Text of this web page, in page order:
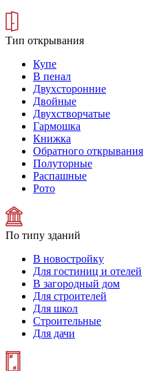
Тип открывания
Купе
В пенал
Двухсторонние
Двойные
Двухстворчатые
Гармошка
Книжка
Обратного открывания
Полуторные
Распашные
Рото
По типу зданий
В новостройку
Для гостиниц и отелей
В загородный дом
Для строителей
Для школ
Строительные
Для дачи